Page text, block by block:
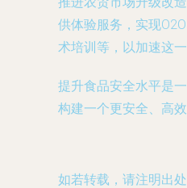
供体验服务，实现
术培训等，以加速这一
提升食品安全水平是
构建一个更安全、高
如若转载，请注明出